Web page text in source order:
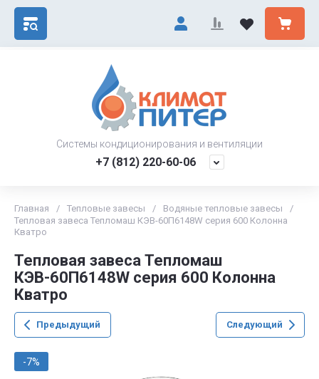
Системы кондиционирования и вентиляции
+7 (812) 220-60-06
Главная / Тепловые завесы / Водяные тепловые завесы
/
Тепловая завеса Тепломаш КЭВ-60П6148W серия 600 Колонна
Кватро
Тепловая завеса Тепломаш
КЭВ-60П6148W серия 600 Колонна
Кватро
Предыдущий Следующий
-7%